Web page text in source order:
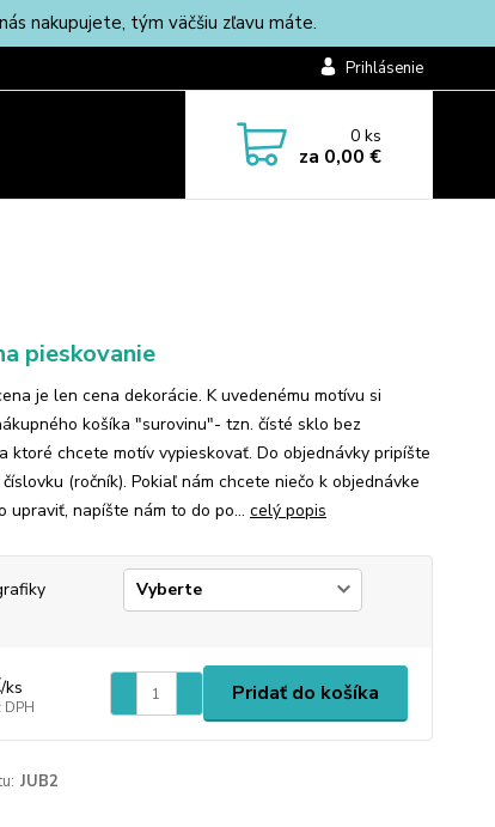
nakupujete, tým väčšiu zľavu máte.
Prihlásenie
0ks
za 0,00 €
pieskovanie
je len cena dekorácie. K uvedenému motívu si
košíka "surovinu"- tzn. čísté sklo bez
ktoré chcete motív vypieskovať. Do objednávky pripíšte
(ročník). Pokiaľ nám chcete niečo k objednávke
upraviť, napíšte nám to do po... celý popis
/ks
DPH
Pridať do košíka
JUB2